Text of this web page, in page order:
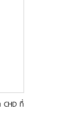
CHD ที่